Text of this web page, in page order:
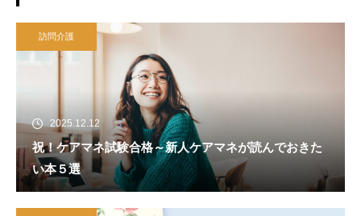
訪問介護
2025.12.12
祝！ケアマネ試験合格～新人ケアマネが読んでおきた
い本５選